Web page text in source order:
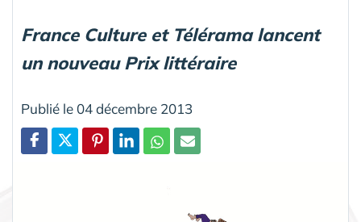
France Culture et Télérama lancent
un nouveau Prix littéraire
Publié le 04 décembre 2013